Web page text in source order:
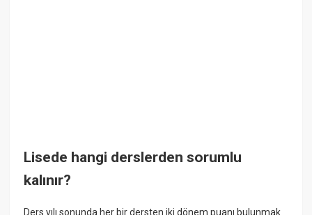
Lisede hangi derslerden sorumlu
kalınır?
Ders yılı sonunda her bir dersten iki dönem puanı bulunmak